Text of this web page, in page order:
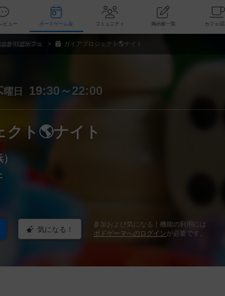
新着レビュー ボードゲーム会 コミュニティ 掲示板一覧
はまりばカフェ ガイアプロジェクト🌎ナイト
曜日 19:30～22:00
クト🌎ナイト
気になる！
参加および気になる！機能の利用には
ボドゲーマへのログインが必要です。